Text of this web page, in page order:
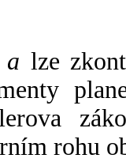
a lze
rohu